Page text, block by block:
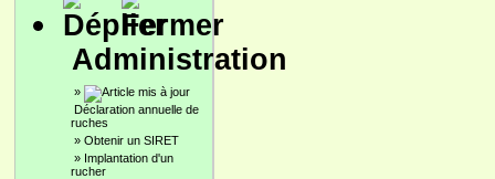
Administration
»
Déclaration annuelle de
ruches
» Obtenir un SIRET
» Implantation d'un
rucher